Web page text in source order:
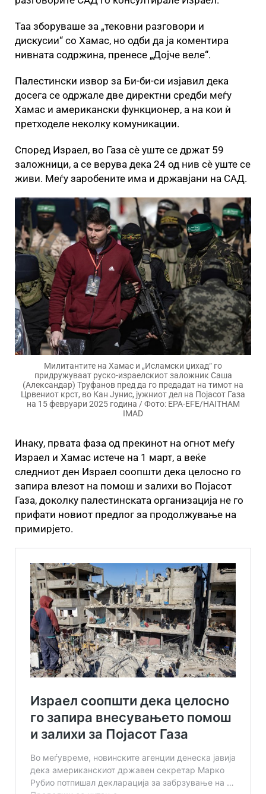
Таа зборуваше за „тековни разговори и
дискусии“ со Хамас, но одби да ја коментира
нивната содржина, пренесе „Дојче веле“.
Палестински извор за Би-би-си изјавил дека
досега се одржале две директни средби меѓу
Хамас и американски функционер, а на кои ѝ
претходеле неколку комуникации.
Според Израел, во Газа сè уште се држат 59
заложници, а се верува дека 24 од нив сè уште се
живи. Меѓу заробените има и државјани на САД.
Милитантите на Хамас и „Исламски џихад“ го
придружуваат руско-израелскиот заложник Саша
(Александар) Труфанов пред да го предадат на тимот на
Црвениот крст, во Кан Јунис, јужниот дел на Појасот Газа
на 15 февруари 2025 година / Фото: EPA-EFE/HAITHAM
IMAD
Инаку, првата фаза од прекинот на огнот меѓу
Израел и Хамас истече на 1 март, а веќе
следниот ден Израел соопшти дека целосно го
запира влезот на помош и залихи во Појасот
Газа, доколку палестинската организација не го
прифати новиот предлог за продолжување на
примирјето.